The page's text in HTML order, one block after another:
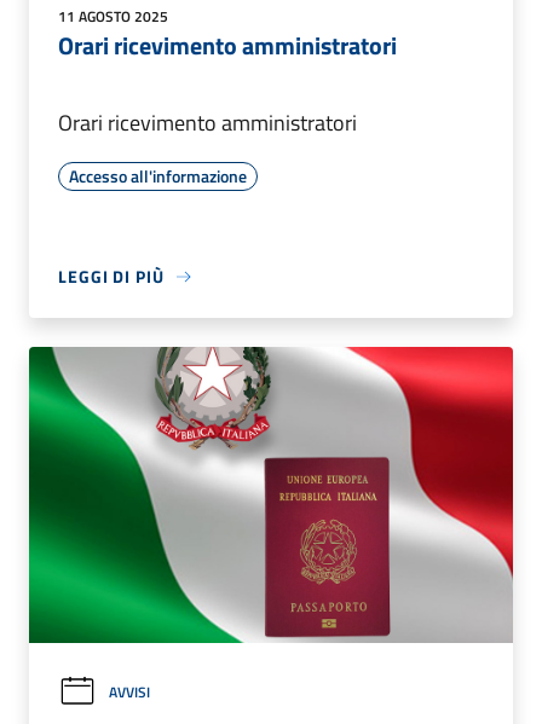
11 AGOSTO 2025
Orari ricevimento amministratori
Orari ricevimento amministratori
Accesso all'informazione
LEGGI DI PIÙ
AVVISI